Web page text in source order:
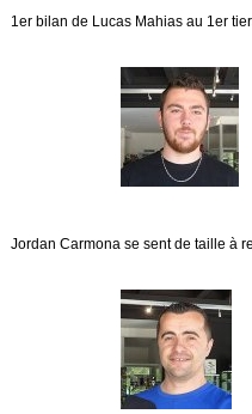
1er bilan de Lucas Mahias au 1er
Jordan Carmona se sent de taille à